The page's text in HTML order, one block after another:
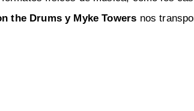
the Drums y Myke Towers nos